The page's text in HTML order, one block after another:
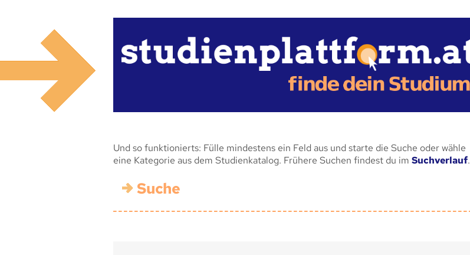
Und so funktionierts: Fülle mindestens ein Feld aus und starte die Suche oder wähle
eine Kategorie aus dem Studienkatalog. Frühere Suchen findest du im Suchverlauf.
Suche